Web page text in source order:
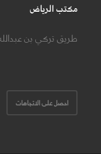
مكتب الرياض
طريق تركي بن
احصل على الاتجاهات